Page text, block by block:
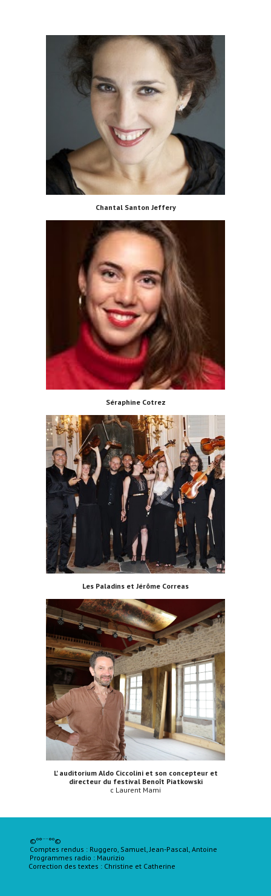
Chantal Santon Jeffery
Séraphine Cotrez
Les Paladins et Jérôme Correas
L' auditorium Aldo Ciccolini et son concepteur et
directeur du festival Benoît Piatkowski
c Laurent Mami
©º°¨¨°º©
Comptes rendus : Ruggero, Samuel, Jean-Pascal, Antoine
Programmes radio : Maurizio
Correction des textes : Christine et Catherine